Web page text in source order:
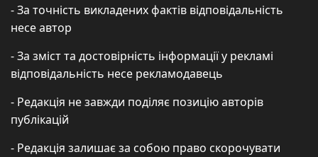
- За точність викладених фактів відповідальність
несе автор
- За зміст та достовірність інформації у рекламі
відповідальність несе рекламодавець
- Редакція не завжди поділяє позицію авторів
публікацій
- Редакція залишає за собою право скорочувати